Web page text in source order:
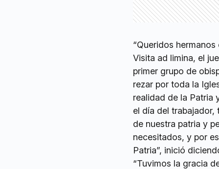
“Queridos
Visita ad limina, el
primer grupo de
rezar por toda la
realidad de la Patria
el día del trabajador,
de nuestra patria y
necesitados, y por
Patria”, inició
“Tuvimos la gracia